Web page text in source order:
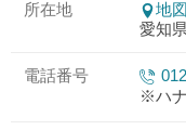
所在地
地
愛知
電話番号
※ハナ